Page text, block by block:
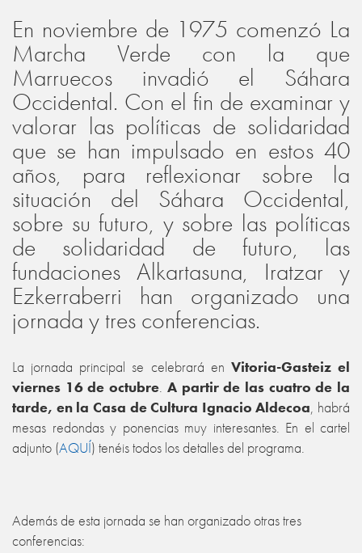
En noviembre de 1975 comenzó La
Marcha Verde con la que
Marruecos invadió el Sáhara
Occidental. Con el fin de examinar y
valorar las políticas de solidaridad
que se han impulsado en estos 40
años, para reflexionar sobre la
situación del Sáhara Occidental,
sobre su futuro, y sobre las políticas
de solidaridad de futuro, las
fundaciones Alkartasuna, Iratzar y
Ezkerraberri han organizado una
jornada y tres conferencias.
La jornada principal se celebrará en Vitoria-Gasteiz el
viernes 16 de octubre. A partir de las cuatro de la
tarde, en la Casa de Cultura Ignacio Aldecoa, habrá
mesas redondas y ponencias muy interesantes. En el cartel
adjunto (AQUÍ) tenéis todos los detalles del programa.
Además de esta jornada se han organizado otras tres
conferencias: